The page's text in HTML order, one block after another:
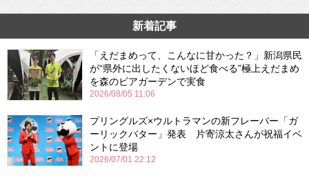
新着記事
「えだまめって、こんなに甘かった？」新潟県民
が“県外に出したくないほど食べる”極上えだまめ
を森のビアガーデンで実食
2026/08/05 11:06
プリングルズ×ウルトラマンの新フレーバー「ガ
ーリックバター」発表 片寄涼太さんが祝福イベ
ントに登場
2026/07/01 22:12